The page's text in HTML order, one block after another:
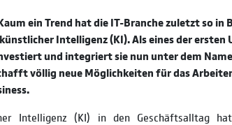
ein Trend hat die IT-Branche zuletzt so in
Intelligenz (KI). Als eines der
und integriert sie nun unter dem
völlig neue Möglichkeiten für das
Intelligenz (KI) in den Geschäftsalltag